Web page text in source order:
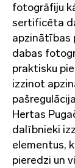
fotogrāfiju
sertificēta
apzinātības
dabas
praktisku
izzinot
Hertas
dalībnieki
elementus,
pieredzi un